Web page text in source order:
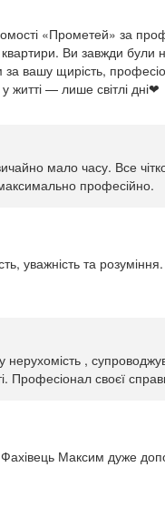
«Прометей» за
Ви завжди були
вашу щирість,
житті — лише світлі дні❤
мало часу. Все
професійно.
уважність та
нерухомість ,
Професіонал своєї
Максим дуже